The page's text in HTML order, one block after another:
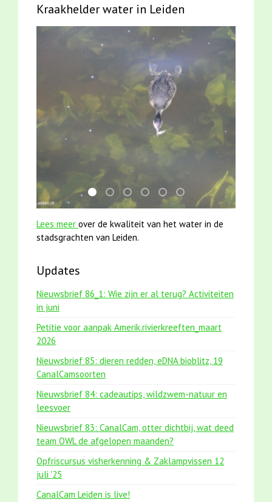
Kraakhelder water in Leiden
mei2021 watervogelmethode fuut met baars
jun2021 28 brasem en rietvoorns 4a
mei2021 1 snoekje elly
jun2021 zaklv 5 snoekje MOOI
karper met kattenklimtouw
smoelenboek fifi en
Lees meer over de kwaliteit van het water in de
stadsgrachten van Leiden.
Updates
Nieuwsbrief 86_1: Wie zijn er al terug? Activiteiten
in juni
Petitie voor aanpak Amerik.rivierkreeften_maart
2026
Nieuwsbrief 85: dieren redden, eDNA bioblitz, 19
CanalCamsoorten
Nieuwsbrief 84: cadeautips, wildzwem-natuur en
leesvoer
Nieuwsbrief 83: CanalCam, otter dichtbij, wat deed
team OWL de afgelopen maanden?
Opfriscursus visherkenning & Zaklampvissen 12
juli '25
CanalCam Leiden is live!